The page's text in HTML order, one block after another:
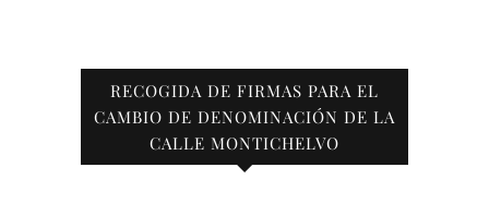
RECOGIDA DE FIRMAS PARA EL
CAMBIO DE DENOMINACIÓN DE LA
CALLE MONTICHELVO